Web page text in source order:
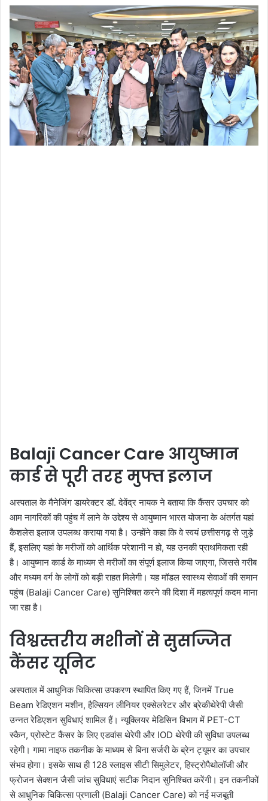
Balaji Cancer Care आयुष्मान
कार्ड से पूरी तरह मुफ्त इलाज
अस्पताल के मैनेजिंग डायरेक्टर डॉ. देवेंद्र नायक ने बताया कि कैंसर उपचार को
आम नागरिकों की पहुंच में लाने के उद्देश्य से आयुष्मान भारत योजना के अंतर्गत यहां
कैशलेस इलाज उपलब्ध कराया गया है। उन्होंने कहा कि वे स्वयं छत्तीसगढ़ से जुड़े
हैं, इसलिए यहां के मरीजों को आर्थिक परेशानी न हो, यह उनकी प्राथमिकता रही
है। आयुष्मान कार्ड के माध्यम से मरीजों का संपूर्ण इलाज किया जाएगा, जिससे गरीब
और मध्यम वर्ग के लोगों को बड़ी राहत मिलेगी। यह मॉडल स्वास्थ्य सेवाओं की समान
पहुंच (Balaji Cancer Care) सुनिश्चित करने की दिशा में महत्वपूर्ण कदम माना
जा रहा है।
विश्वस्तरीय मशीनों से सुसज्जित
कैंसर यूनिट
अस्पताल में आधुनिक चिकित्सा उपकरण स्थापित किए गए हैं, जिनमें True
Beam रेडिएशन मशीन, हैल्सियन लीनियर एक्सेलरेटर और ब्रेकीथेरेपी जैसी
उन्नत रेडिएशन सुविधाएं शामिल हैं। न्यूक्लियर मेडिसिन विभाग में PET-CT
स्कैन, प्रोस्टेट कैंसर के लिए एडवांस थेरेपी और IOD थेरेपी की सुविधा उपलब्ध
रहेगी। गामा नाइफ तकनीक के माध्यम से बिना सर्जरी के ब्रेन ट्यूमर का उपचार
संभव होगा। इसके साथ ही 128 स्लाइस सीटी सिमुलेटर, हिस्ट्रोपैथोलॉजी और
फ्रोजन सेक्शन जैसी जांच सुविधाएं सटीक निदान सुनिश्चित करेंगी। इन तकनीकों
से आधुनिक चिकित्सा प्रणाली (Balaji Cancer Care) को नई मजबूती